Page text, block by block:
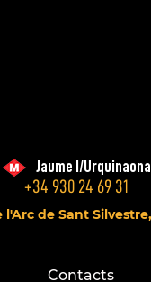
Jaume I/Urquinaona
+34 930 24 69 31
l'Arc de Sant
Contacts